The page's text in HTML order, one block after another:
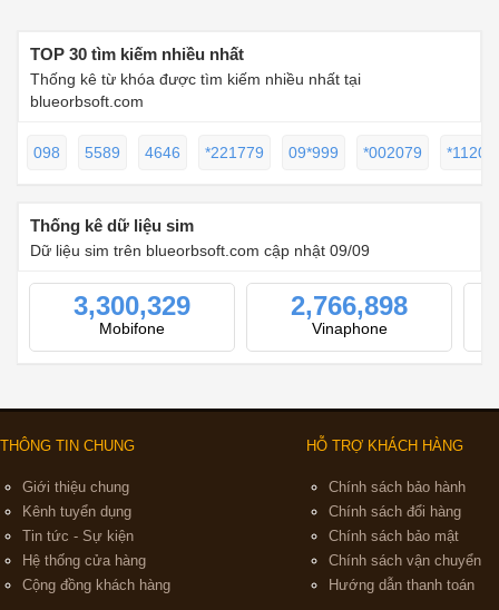
TOP 30 tìm kiếm nhiều nhất
Thống kê từ khóa được tìm kiếm nhiều nhất tại
blueorbsoft.com
098 5589 4646 *221779 09*999 *002079
Thống kê dữ liệu sim
Dữ liệu sim trên blueorbsoft.com cập nhật 09/09
3,300,329
Mobifone
2,766,898
Vinaphone
THÔNG TIN CHUNG
Giới thiệu chung
Kênh tuyển dụng
Tin tức - Sự kiện
Hệ thống cửa hàng
Cộng đồng khách hàng
HỖ TRỢ KHÁCH HÀNG
Chính sách bảo hành
Chính sách đổi hàng
Chính sách bảo mật
Chính sách vận chuyển
Hướng dẫn thanh toán